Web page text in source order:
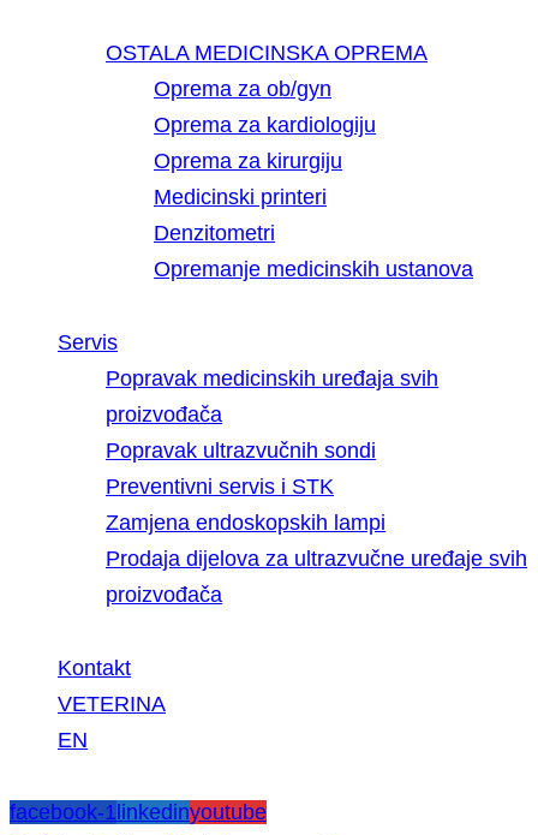
OSTALA MEDICINSKA OPREMA
Oprema za ob/gyn
Oprema za kardiologiju
Oprema za kirurgiju
Medicinski printeri
Denzitometri
Opremanje medicinskih ustanova
Servis
Popravak medicinskih uređaja svih
proizvođača
Popravak ultrazvučnih sondi
Preventivni servis i STK
Zamjena endoskopskih lampi
Prodaja dijelova za ultrazvučne uređaje svih
proizvođača
Kontakt
VETERINA
EN
facebook-1 linkedinyoutube